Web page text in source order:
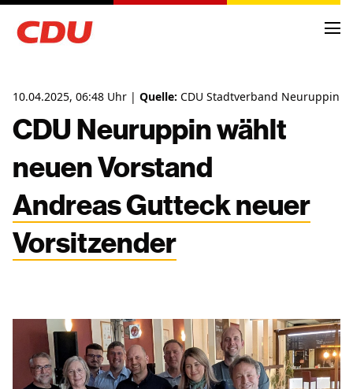
NEWS
ARCHIV
TERMINE
KREISVORSTAND
FRAKTIONSMITGLIEDER
ANTRÄGE UND ANFRAGEN
10.04.2025, 06:48 Uhr | Quelle: CDU Stadtverband Neuruppin
CDU Neuruppin wählt
neuen Vorstand
Andreas Gutteck neuer
Vorsitzender